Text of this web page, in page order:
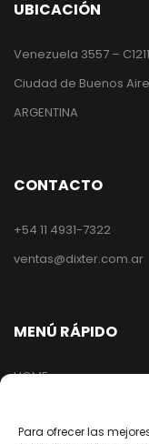
Para ofrecer las
UBICACIÓN
Venezuela 3557 –
Ciudad de Buenos
ARGENTINA
CONTACTO
+54 11 4931-7322
ventas@dixter.com.ar
MENÚ RÁPIDO
HOME
EMPRESA